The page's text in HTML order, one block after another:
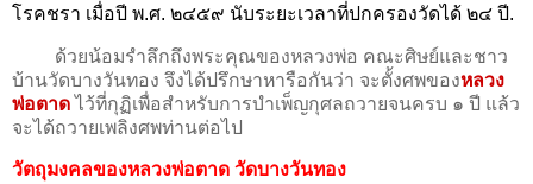
โรคชรา เมื่อปี พ.ศ. ๒๔๕๙ นับระยะเวลาที่ปกครองวัดได้ ๒๔ ปี.
ด้วยน้อมรำลึกถึงพระคุณของหลวงพ่อ คณะศิษย์และชาว
บ้านวัดบางวันทอง จึงได้ปรึกษาหารือกันว่า จะตั้งศพของหลวง
พ่อตาดไว้ที่กุฏิเพื่อสำหรับการบำเพ็ญกุศลถวายจนครบ ๑ ปี แล้ว
จะได้ถวายเพลิงศพท่านต่อไป
วัตถุมงคลของหลวงพ่อตาด วัดบางวันทอง